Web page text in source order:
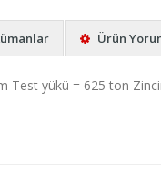
Ürün
yükü = 625 ton Zincir